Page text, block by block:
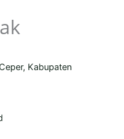
Kabupaten